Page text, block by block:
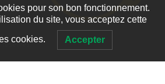
pour son bon fonctionnement.
du site, vous acceptez cette
cookies. Accepter